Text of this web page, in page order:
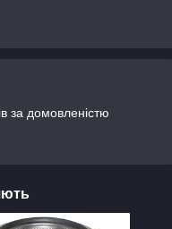
за домовленістю